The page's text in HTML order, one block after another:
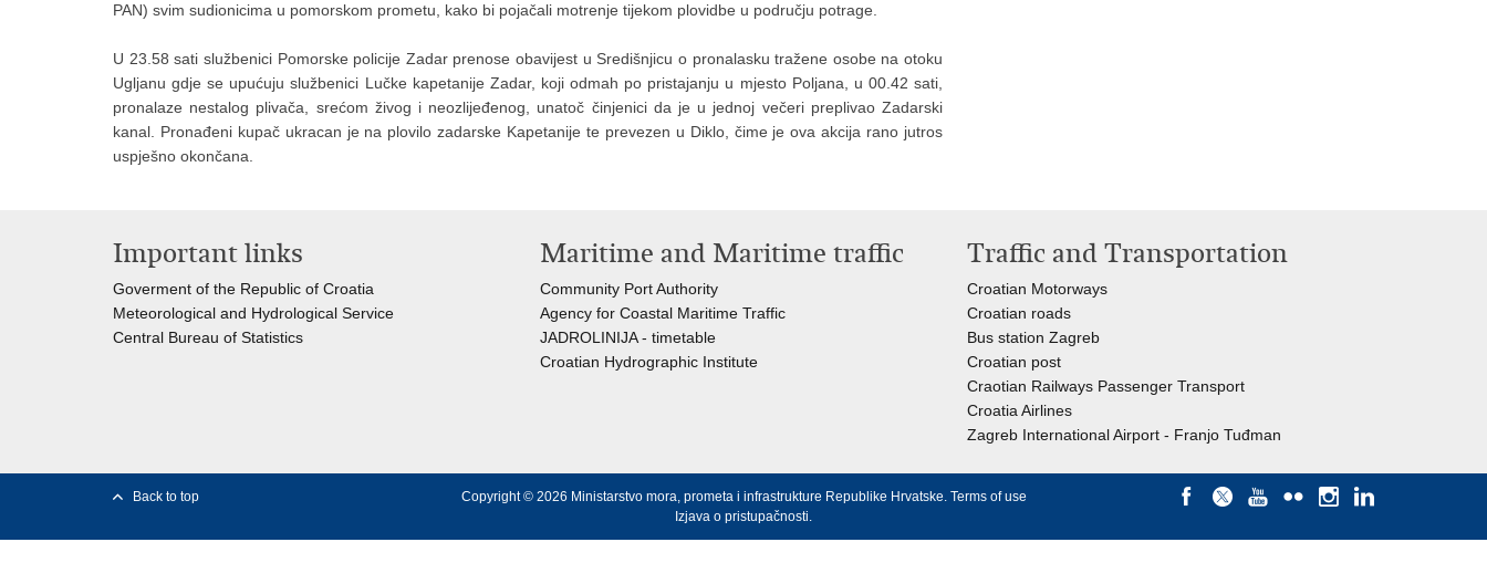
PAN) svim sudionicima u pomorskom prometu, kako bi pojačali motrenje tijekom plovidbe u području potrage.
U 23.58 sati službenici Pomorske policije Zadar prenose obavijest u Središnjicu o pronalasku tražene osobe na otoku
Ugljanu gdje se upućuju službenici Lučke kapetanije Zadar, koji odmah po pristajanju u mjesto Poljana, u 00.42 sati,
pronalaze nestalog plivača, srećom živog i neozlijeđenog, unatoč činjenici da je u jednoj večeri preplivao Zadarski
kanal. Pronađeni kupač ukracan je na plovilo zadarske Kapetanije te prevezen u Diklo, čime je ova akcija rano jutros
uspješno okončana.
Important links
Goverment of the Republic of Croatia
Meteorological and Hydrological Service
Central Bureau of Statistics
Maritime and Maritime traffic
Community Port Authority
Agency for Coastal Maritime Traffic
JADROLINIJA - timetable
Croatian Hydrographic Institute
Traffic and Transportation
Croatian Motorways
Croatian roads
Bus station Zagreb
Croatian post
Craotian Railways Passenger Transport
Croatia Airlines
Zagreb International Airport - Franjo Tuđman
Back to top Copyright © 2026 Ministarstvo mora, prometa i infrastrukture Republike Hrvatske. Terms of use
Izjava o pristupačnosti.